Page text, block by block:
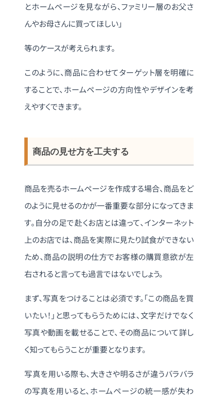
とホームページを見ながら、ファミリー層のお父さ
んやお母さんに買ってほしい」
等のケースが考えられます。
このように、商品に合わせてターゲット層を明確に
することで、ホームページの方向性やデザインを考
えやすくできます。
商品の見せ方を工夫する
商品を売るホームページを作成する場合、商品をど
のように見せるのかが一番重要な部分になってきま
す。自分の足で赴くお店とは違って、インターネット
上のお店では、商品を実際に見たり試食ができない
ため、商品の説明の仕方でお客様の購買意欲が左
右されると言っても過言ではないでしょう。
まず、写真をつけることは必須です。「この商品を買
いたい！」と思ってもらうためには、文字だけでなく
写真や動画を載せることで、その商品について詳し
く知ってもらうことが重要となります。
写真を用いる際も、大きさや明るさが違うバラバラ
の写真を用いると、ホームページの統一感が失わ